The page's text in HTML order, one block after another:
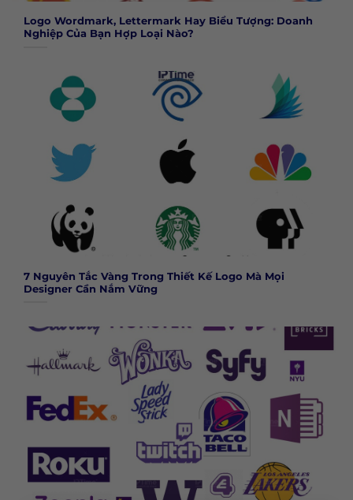
Logo Wordmark, Lettermark Hay Biểu Tượng: Doanh
Nghiệp Của Bạn Hợp Loại Nào?
7 Nguyên Tắc Vàng Trong Thiết Kế Logo Mà Mọi
Designer Cần Nắm Vững